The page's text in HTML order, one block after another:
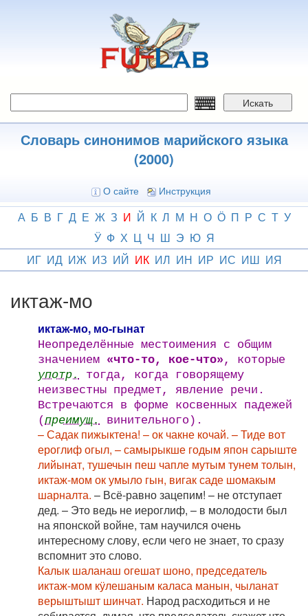
Искать
Словарь синонимов марийского языка
(2000)
О сайте Инструкция
А Б В Г Д Е Ж З И Й К Л М Н О Ӧ П Р С Т У
Ӱ Ф Х Ц Ч Ш Э Ю Я
ИГ ИД ИЖ ИЗ ИЙ ИК ИЛ ИН ИР ИС ИШ ИЯ
иктаж-мо
иктаж-мо, мо-гынат
Неопределённые местоимения с общим
значением «что-то, кое-что» , которые
употр. тогда, когда говорящему
неизвестны предмет, явление речи.
Встречаются в форме косвенных падежей
(преимущ. винительного).
– Садак пижыктена! – ок чакне кочай. – Тиде вот
ероглиф огыл, – самырыкше годым япон сарыште
лийынат, тушечын пеш чапле мутым тунем толын,
иктаж-мом ок умыло гын, вигак саде шомакым
шарналта. – Всё-равно зацепим! – не отступает
дед. – Это ведь не иероглиф, – в молодости был
на японской войне, там научился очень
интересному слову, если чего не знает, то сразу
вспомнит это слово.
Калык шаланаш огешат шоно, председатель
иктаж-мом кӱлешаным каласа манын, чыланат
верыштышт шинчат. Народ расходиться и не